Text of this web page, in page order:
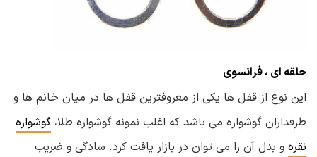
حلقه ای ، فرانسوی
این نوع از قفل ها یکی از معروفترین قفل ها در میان خانم ها و
طرفداران گوشواره می باشد که اغلب نمونه گوشواره طلا، گوشواره
نقره و بدل آن را می توان در بازار یافت کرد. سادگی و ضریب